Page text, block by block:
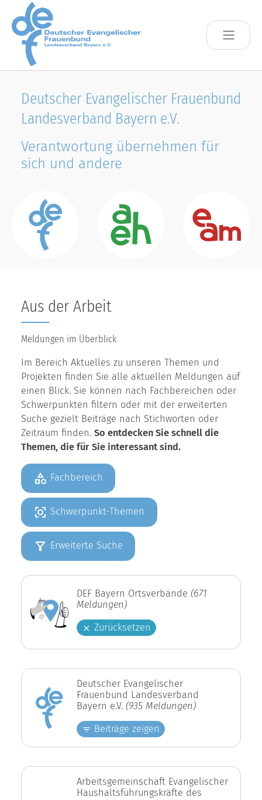
Skip to main content
Deutscher Evangelischer Frauenbund
Landesverband Bayern e.V.
Verantwortung übernehmen für
sich und andere
Aus der Arbeit
Meldungen im Überblick
Im Bereich Aktuelles zu unseren Themen und
Projekten finden Sie alle aktuellen Meldungen auf
einen Blick. Sie können nach Fachbereichen oder
Schwerpunkten filtern oder mit der erweiterten
Suche gezielt Beiträge nach Stichworten oder
Zeitraum finden. So entdecken Sie schnell die
Themen, die für Sie interessant sind.
Fachbereich
Schwerpunkt-Themen
Erweiterte Suche
DEF Bayern Ortsverbände (671
Meldungen)
Zurücksetzen
Deutscher Evangelischer
Frauenbund Landesverband
Bayern e.V. (935 Meldungen)
Beiträge zeigen
Arbeitsgemeinschaft Evangelischer
Haushaltsführungskräfte des